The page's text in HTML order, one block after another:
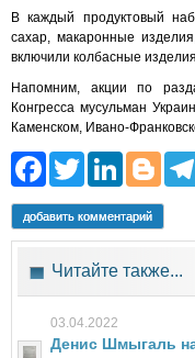
В каждый продуктовый
сахар, макаронные
включили колбасные
Напомним, акции по
Конгресса мусульман
Каменском, Ивано-
Twitter
добавить комментарий
Читайте также...
03.04.2022
Денис Шмыгаль